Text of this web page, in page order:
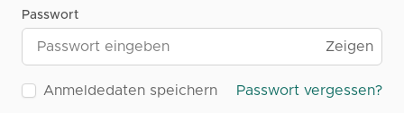
Passwort
Zeigen
Anmeldedaten speichern Passwort vergessen?